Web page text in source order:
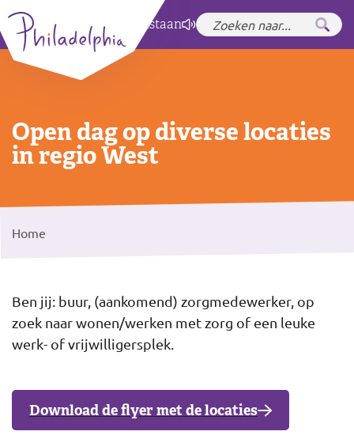
Zet hoog contrastaan
Open dag op diverse locaties
in regio West
Home
Ben jij: buur, (aankomend) zorgmedewerker, op
zoek naar wonen/werken met zorg of een leuke
werk- of vrijwilligersplek.
Download de flyer met de locaties